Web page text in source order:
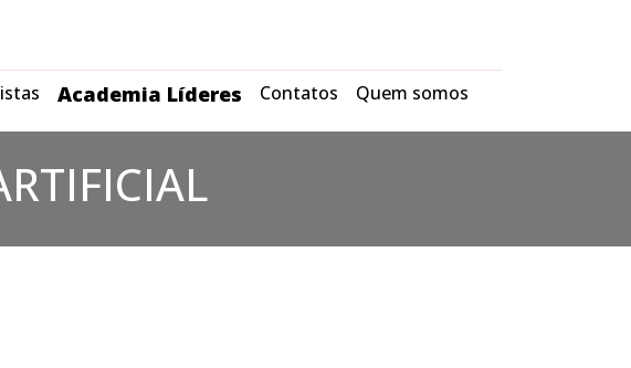
Academia Líderes Contatos Quem somos